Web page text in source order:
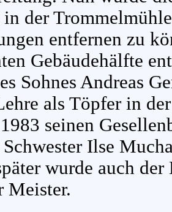
der
entfernen zu
Gebäudehälfte
Sohnes Andreas
als Töpfer in
seinen
Schwester Ilse
wurde auch
Meister.